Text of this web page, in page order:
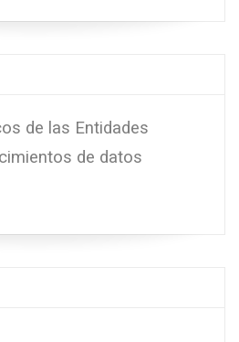
de las Entidades
de datos